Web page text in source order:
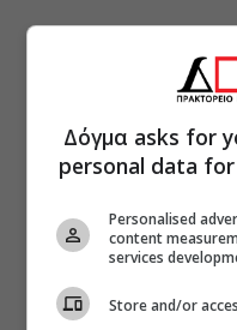
Δόγμα asks for
personal data
Personalised
content
services
Store and/or